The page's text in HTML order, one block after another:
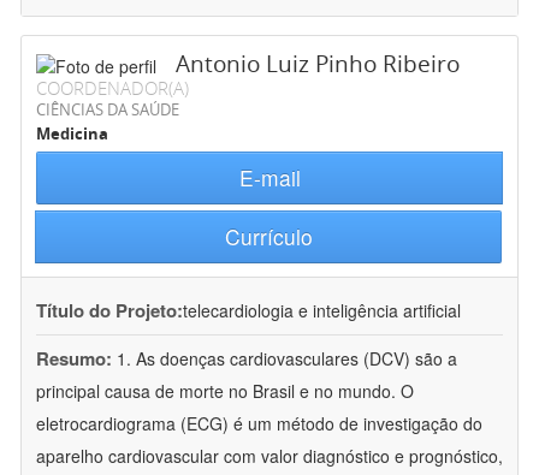
Antonio Luiz Pinho Ribeiro
COORDENADOR(A)
CIÊNCIAS DA SAÚDE
Medicina
E-mail
Currículo
Título do Projeto:telecardiologia e inteligência artificial
Resumo: 1. As doenças cardiovasculares (DCV) são a
principal causa de morte no Brasil e no mundo. O
eletrocardiograma (ECG) é um método de investigação do
aparelho cardiovascular com valor diagnóstico e prognóstico,